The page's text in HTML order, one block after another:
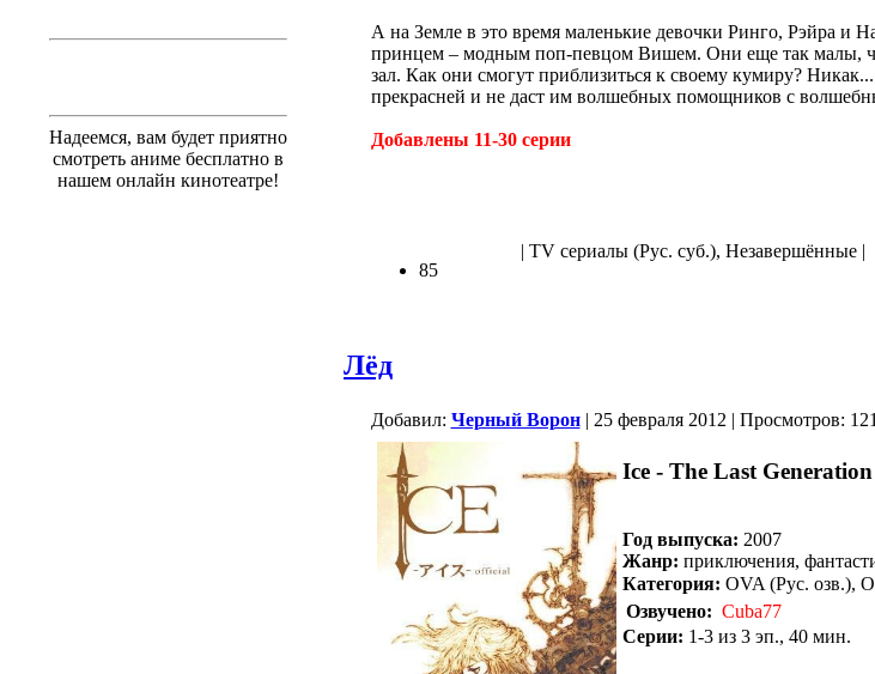
Надеемся, вам будет приятно
смотреть аниме бесплатно в
нашем онлайн кинотеатре!
А на Земле в это время маленькие девочки Ринго, Рэйра и
принцем – модным поп-певцом Вишем. Они еще так малы,
зал. Как они смогут приблизиться к своему кумиру?
прекрасней и не даст им волшебных помощников с
Добавлены 11-30 серии
85
| TV сериалы (Рус. суб.), Незавершённые |
Лёд
Добавил: Черный Ворон| 25 февраля 2012 | Просмотров:
Ice - The Last Generation
Год выпуска: 2007
Жанр: приключения,
Категория: OVA (Рус. озв.),
Озвучено: Cuba77
Серии: 1-3 из 3 эп., 40 мин.